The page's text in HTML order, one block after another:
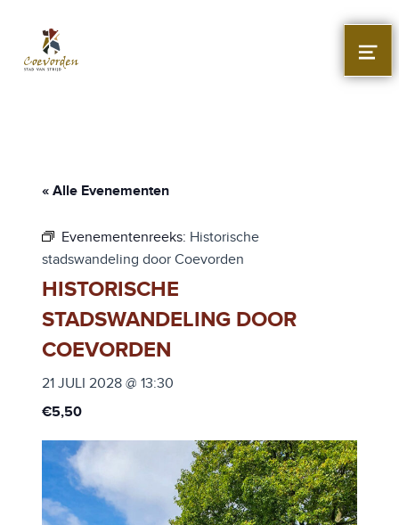
Stad Coevorden
STAD VAN STRIJD
« Alle Evenementen
Evenementenreeks: Historische
stadswandeling door Coevorden
HISTORISCHE
STADSWANDELING DOOR
COEVORDEN
21 JULI 2028 @ 13:30
€5,50